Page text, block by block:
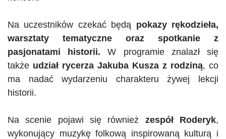
Na uczestników czekać będą pokazy rękodzieła,
warsztaty tematyczne oraz spotkanie z
pasjonatami historii.W programie znalazł się
także udział rycerza Jakuba Kusza z rodziną, co
ma nadać wydarzeniu charakteru żywej lekcji
historii.
Na scenie pojawi się również zespół Roderyk,
wykonujący muzykę folkową inspirowaną kulturą i